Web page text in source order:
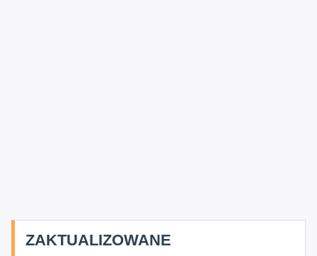
ZAKTUALIZOWANE